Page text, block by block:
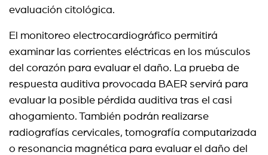
evaluación citológica.
El monitoreo electrocardiográfico permitirá
examinar las corrientes eléctricas en los músculos
del corazón para evaluar el daño. La prueba de
respuesta auditiva provocada BAER servirá para
evaluar la posible pérdida auditiva tras el casi
ahogamiento. También podrán realizarse
radiografías cervicales, tomografía computarizada
o resonancia magnética para evaluar el daño del